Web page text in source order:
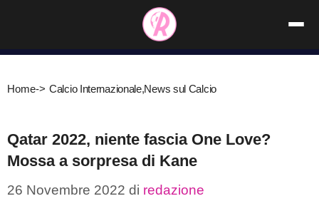
contenuto
Home-> Calcio Internazionale,News sul Calcio
Qatar 2022, niente fascia One Love?
Mossa a sorpresa di Kane
26 Novembre 2022 di redazione